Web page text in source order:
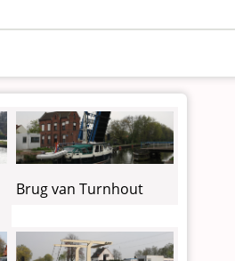
Brug van Turnhout